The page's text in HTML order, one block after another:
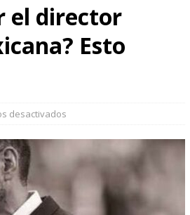
para que llegue a NL un gobierno
el director
Esto
desactivados